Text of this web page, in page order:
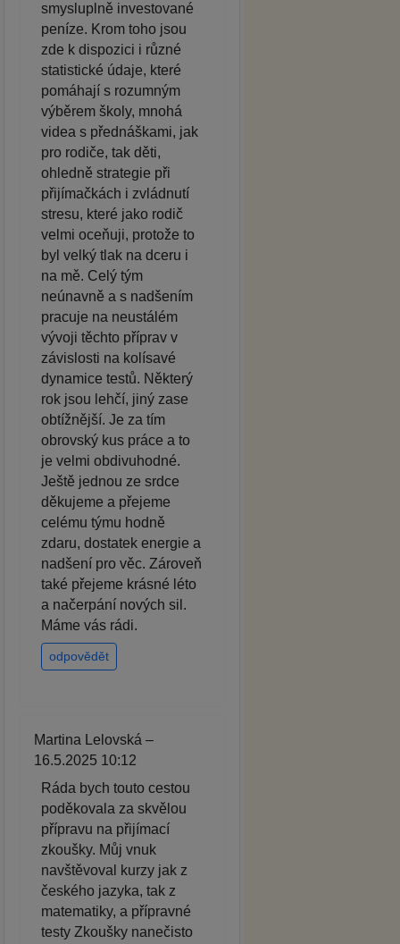
smysluplně investované
peníze. Krom toho jsou
zde k dispozici i různé
statistické údaje, které
pomáhají s rozumným
výběrem školy, mnohá
videa s přednáškami, jak
pro rodiče, tak děti,
ohledně strategie při
přijímačkách i zvládnutí
stresu, které jako rodič
velmi oceňuji, protože to
byl velký tlak na dceru i
na mě. Celý tým
neúnavně a s nadšením
pracuje na neustálém
vývoji těchto příprav v
závislosti na kolísavé
dynamice testů. Některý
rok jsou lehčí, jiný zase
obtížnější. Je za tím
obrovský kus práce a to
je velmi obdivuhodné.
Ještě jednou ze srdce
děkujeme a přejeme
celému týmu hodně
zdaru, dostatek energie a
nadšení pro věc. Zároveň
také přejeme krásné léto
a načerpání nových sil.
Máme vás rádi.
odpovědět
Martina Lelovská –
16.5.2025 10:12
Ráda bych touto cestou
poděkovala za skvělou
přípravu na přijímací
zkoušky. Můj vnuk
navštěvoval kurzy jak z
českého jazyka, tak z
matematiky, a přípravné
testy Zkoušky nanečisto